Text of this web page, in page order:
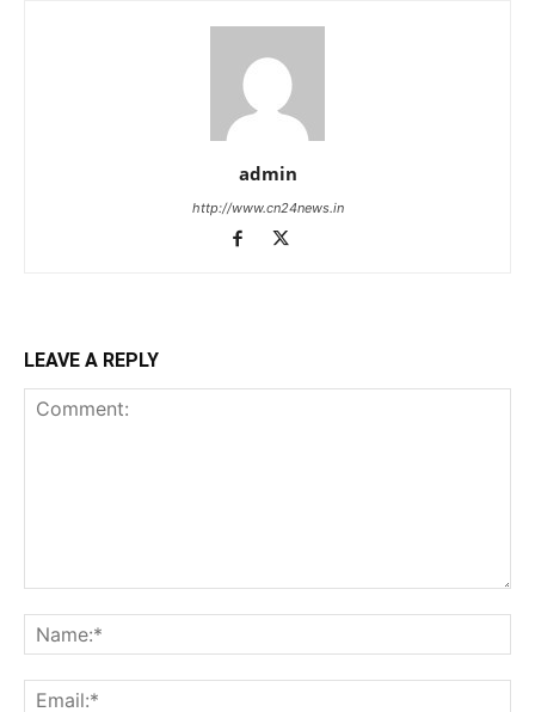
admin
http://www.cn24news.in
LEAVE A REPLY